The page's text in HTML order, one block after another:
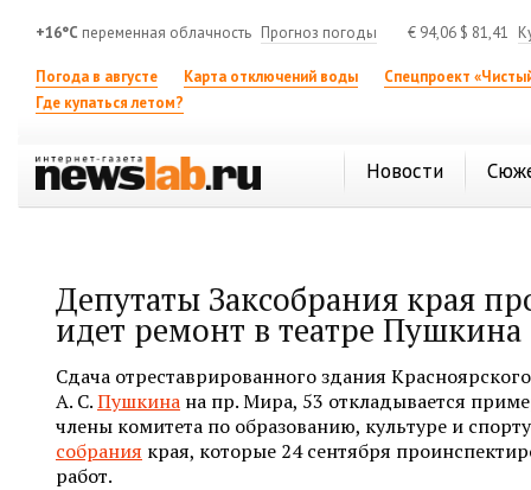
+16°C переменная облачность Прогноз погоды € 94,06 $ 81,41
Погода в августе Карта отключений воды
Спецпроект
Где купаться летом?
Новости
Депутаты Заксобрания края
идет ремонт в театре Пушкина
Сдача отреставрированного здания
А. С.Пушкина на пр. Мира, 53 откладывается
члены комитета по образованию, культуре и
собрания края, которые 24 сентября
работ.